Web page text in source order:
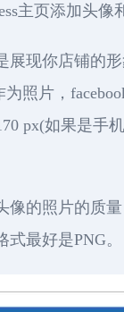
主页添加头像
展现你店铺的
照片，
px(如果是手
像的照片的质
最好是PNG。